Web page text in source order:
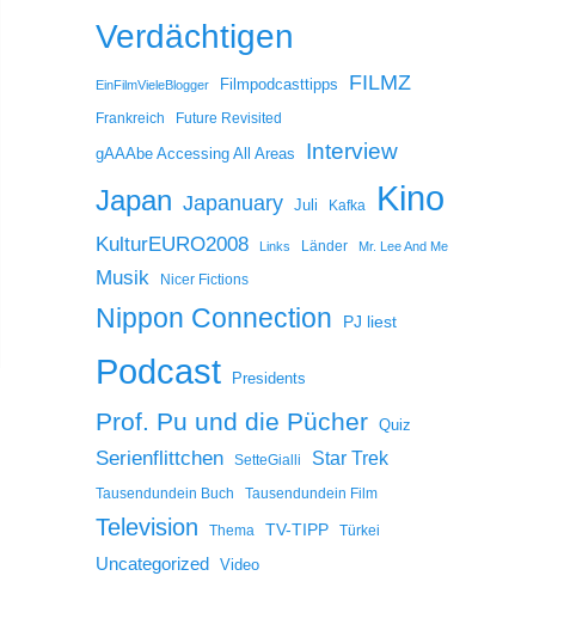
Verdächtigen
EinFilmVieleBlogger Filmpodcasttipps FILMZ
Frankreich Future Revisited
gAAAbe Accessing All Areas Interview
Japan Japanuary Juli Kafka Kino
KulturEURO2008 Links Länder Mr. Lee And Me
Musik Nicer Fictions
Nippon Connection PJ liest
Podcast Presidents
Prof. Pu und die Pücher Quiz
Serienflittchen SetteGialli Star Trek
Tausendundein Buch Tausendundein Film
Television Thema TV-TIPP Türkei
Uncategorized Video